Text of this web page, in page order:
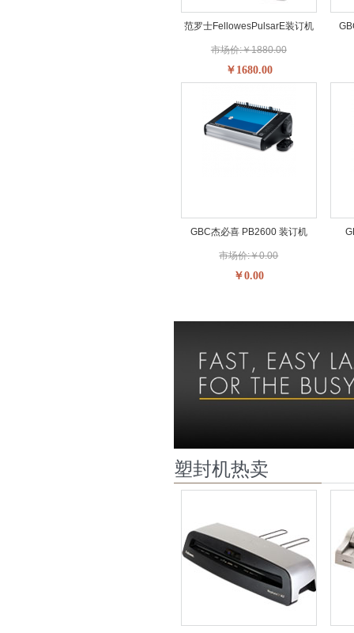
范罗士FellowesPulsarE装订机
市场价:￥1880.00
￥1680.00
GBC杰必喜 PB2600 装订机
市场价:￥0.00
￥0.00
塑封机热卖